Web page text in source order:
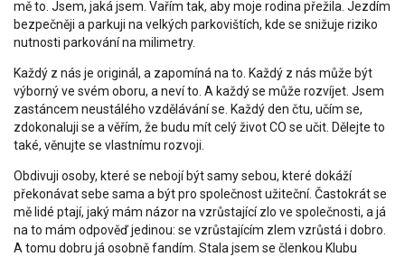
mě to. Jsem, jaká jsem. Vařím tak, aby moje rodina přežila. Jezdím
bezpečněji a parkuji na velkých parkovištích, kde se snižuje riziko
nutnosti parkování na milimetry.
Každý z nás je originál, a zapomíná na to. Každý z nás může být
výborný ve svém oboru, a neví to. A každý se může rozvíjet. Jsem
zastáncem neustálého vzdělávání se. Každý den čtu, učím se,
zdokonaluji se a věřím, že budu mít celý život CO se učit. Dělejte to
také, věnujte se vlastnímu rozvoji.
Obdivuji osoby, které se nebojí být samy sebou, které dokáží
překonávat sebe sama a být pro společnost užiteční. Častokrát se
mě lidé ptají, jaký mám názor na vzrůstající zlo ve společnosti, a já
na to mám odpověď jedinou: se vzrůstajícím zlem vzrůstá i dobro.
A tomu dobru já osobně fandím. Stala jsem se členkou Klubu